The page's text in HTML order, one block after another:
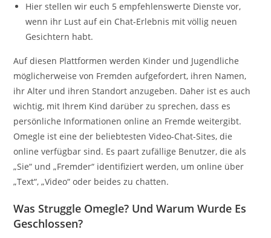
Hier stellen wir euch 5 empfehlenswerte Dienste vor,
wenn ihr Lust auf ein Chat-Erlebnis mit völlig neuen
Gesichtern habt.
Auf diesen Plattformen werden Kinder und Jugendliche
möglicherweise von Fremden aufgefordert, ihren Namen,
ihr Alter und ihren Standort anzugeben. Daher ist es auch
wichtig, mit Ihrem Kind darüber zu sprechen, dass es
persönliche Informationen online an Fremde weitergibt.
Omegle ist eine der beliebtesten Video-Chat-Sites, die
online verfügbar sind. Es paart zufällige Benutzer, die als
„Sie“ und „Fremder“ identifiziert werden, um online über
„Text“, „Video“ oder beides zu chatten.
Was Struggle Omegle? Und Warum Wurde Es
Geschlossen?